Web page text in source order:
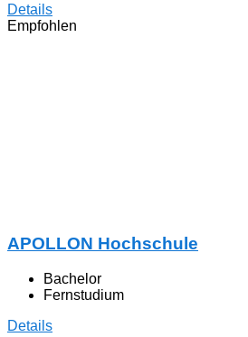
Details
Empfohlen
APOLLON Hochschule
Bachelor
Fernstudium
Details